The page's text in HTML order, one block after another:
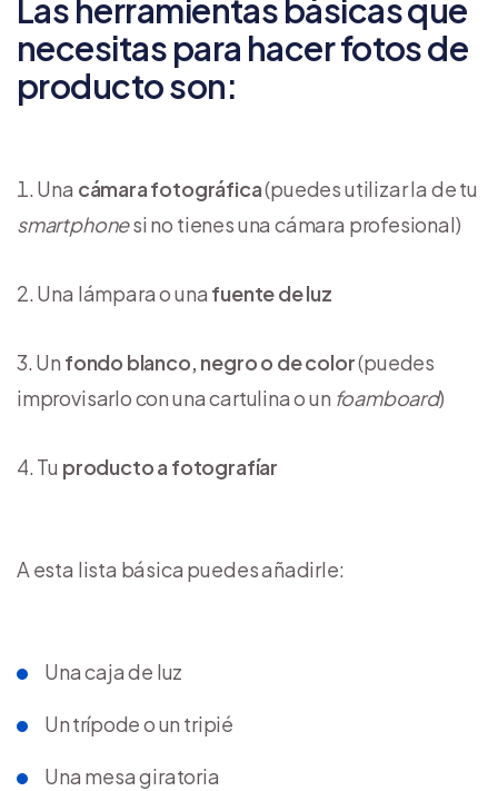
Las herramientas básicas que
necesitas para hacer fotos de
producto son:
Una cámara fotográfica(puedes utilizar la de tu
smartphonesi no tienes una cámara profesional)
Una lámpara o una fuente de luz
Un fondo blanco, negro o de color(puedes
improvisarlo con una cartulina o un foamboard)
Tu producto a fotografíar
A esta lista básica puedes añadirle:
Una caja de luz
Un trípode o un tripié
Una mesa giratoria